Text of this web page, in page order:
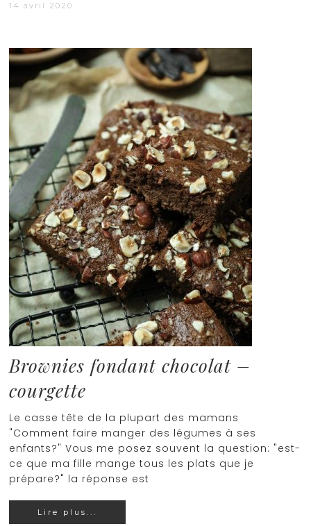
14 avril 2020
Brownies fondant chocolat –
courgette
Le casse tête de la plupart des mamans
"Comment faire manger des légumes à ses
enfants?" Vous me posez souvent la question: "est-
ce que ma fille mange tous les plats que je
prépare?" la réponse est
Lire plus...